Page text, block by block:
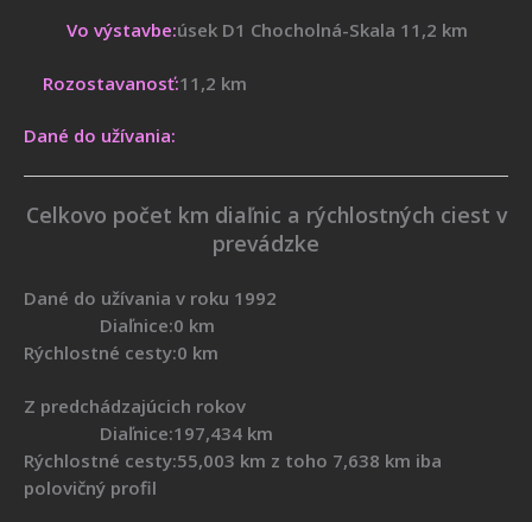
Vo výstavbe:úsek D1 Chocholná-Skala 11,2 km
Rozostavanosť:11,2 km
Dané do užívania:
Celkovo počet km diaľnic a rýchlostných ciest v
prevádzke
Dané do užívania v roku 1992
Diaľnice:0 km
Rýchlostné cesty:0 km
Z predchádzajúcich rokov
Diaľnice:197,434 km
Rýchlostné cesty:55,003 km z toho 7,638 km iba
polovičný profil